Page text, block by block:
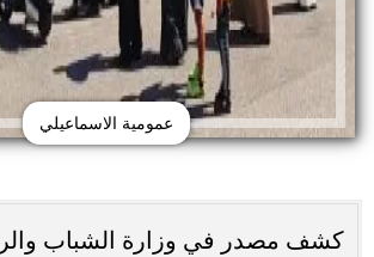
عمومية الاسماعيلي
كشف مصدر في وزارة الشباب